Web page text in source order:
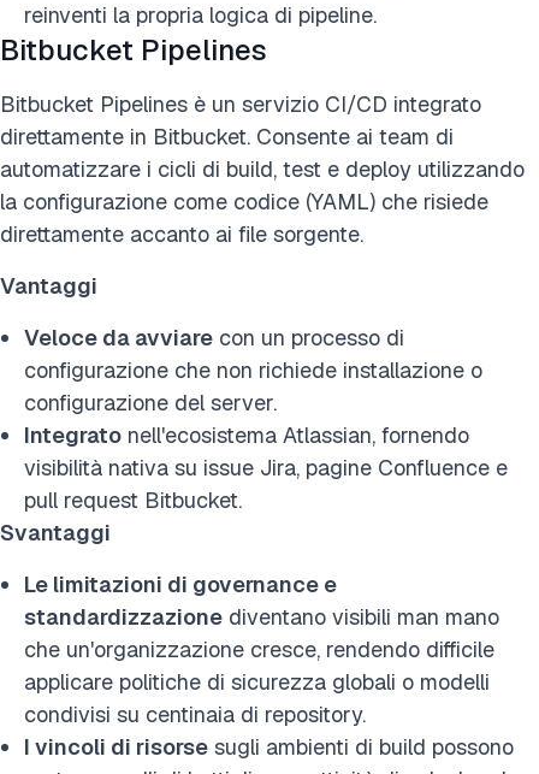
reinventi la propria logica di pipeline.
Bitbucket Pipelines
Bitbucket Pipelines è un servizio CI/CD integrato
direttamente in Bitbucket. Consente ai team di
automatizzare i cicli di build, test e deploy utilizzando
la configurazione come codice (YAML) che risiede
direttamente accanto ai file sorgente.
Vantaggi
Veloce da avviare con un processo di
configurazione che non richiede installazione o
configurazione del server.
Integrato nell'ecosistema Atlassian, fornendo
visibilità nativa su issue Jira, pagine Confluence e
pull request Bitbucket.
Svantaggi
Le limitazioni di governance e
standardizzazione diventano visibili man mano
che un'organizzazione cresce, rendendo difficile
applicare politiche di sicurezza globali o modelli
condivisi su centinaia di repository.
I vincoli di risorse sugli ambienti di build possono